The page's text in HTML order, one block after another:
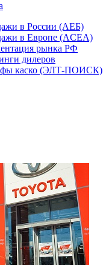
в России (АЕБ)
в Европе (ACEA)
рынка РФ
дилеров
каско (ЭЛТ-ПОИСК)